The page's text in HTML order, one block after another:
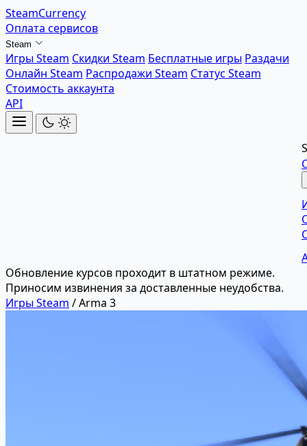
SteamCurrency
Оплата сервисов
Steam
Игры Steam Скидки Steam Бесплатные игры Раздачи
Онлайн Steam Распродажи Steam Статус Steam
Стоимость аккаунта
API
Обновление курсов проходит в штатном режиме.
Приносим извинения за доставленные неудобства.
Игры Steam /Arma 3